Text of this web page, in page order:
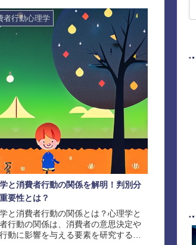
者行動心理学
と消費者行動の関係を解明！判別分
要性とは？
と消費者行動の関係とは？心理学と
行動の関係は、消費者の意思決定や
動に影響を与える要素を研究するこ